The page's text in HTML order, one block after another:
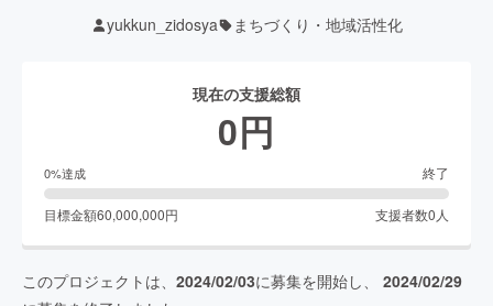
yukkun_zidosya まちづくり・地域活性化
現在の支援総額
0円
0%達成 終了
目標金額60,000,000円 支援者数0 人
このプロジェクトは、 2024/02/03に募集を開始し、 2024/02/29